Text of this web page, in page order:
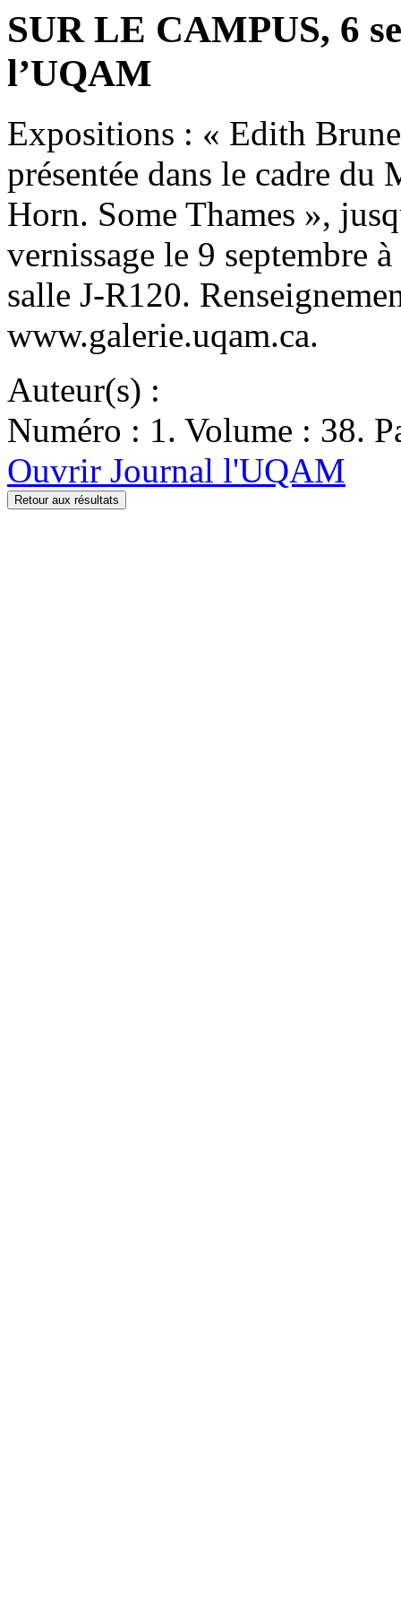
SUR LE CAMPUS, 6
l’UQAM
Expositions : « Edith
présentée dans le cadre
Horn. Some Thames »,
vernissage le 9 septembre
salle J-R120.
www.galerie.uqam.ca.
Auteur(s) :
Numéro : 1. Volume : 38.
Ouvrir Journal l'UQAM
Retour aux résultats